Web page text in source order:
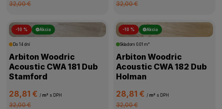
32,00 € 32,00 €
-10 % Akcia
Do 14 dní
Arbiton Woodric
Acoustic CWA 181 Dub
Stamford
28,81 €/ m² s DPH
32,00 €
-10 % Akcia
Skladom 0.01 m²
Arbiton Woodric
Acoustic CWA 182 Dub
Holman
28,81 € / m² s DPH
32,00 €